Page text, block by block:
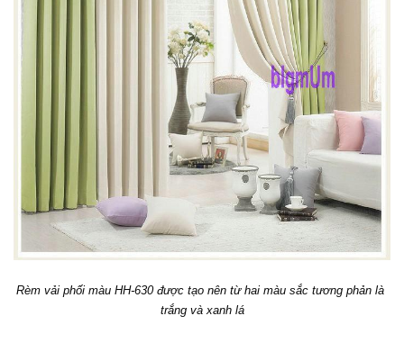
Rèm vải phối màu HH-630 được tạo nên từ hai màu sắc tương phản là
trắng và xanh lá